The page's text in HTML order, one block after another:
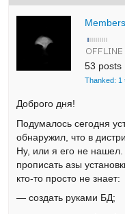
Members
53 posts
Thanked: 1
Доброго дня!
Подумалось сегодня
обнаружил, что в
Ну, или я его не
прописать азы
кто-то просто не знает:
— создать руками БД;